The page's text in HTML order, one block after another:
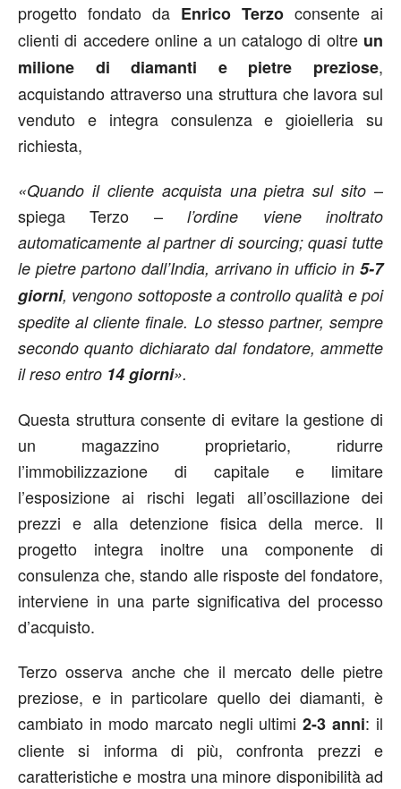
progetto fondato da Enrico Terzo consente ai
clienti di accedere online a un catalogo di oltre un
milione di diamanti e pietre preziose,
acquistando attraverso una struttura che lavora sul
venduto e integra consulenza e gioielleria su
richiesta,
«Quando il cliente acquista una pietra sul sito –
spiega Terzo –l’ordine viene inoltrato
automaticamente al partner di sourcing; quasi tutte
le pietre partono dall’India, arrivano in ufficio in 5-7
giorni, vengono sottoposte a controllo qualità e poi
spedite al cliente finale. Lo stesso partner, sempre
secondo quanto dichiarato dal fondatore, ammette
il reso entro 14 giorni».
Questa struttura consente di evitare la gestione di
un magazzino proprietario, ridurre
l’immobilizzazione di capitale e limitare
l’esposizione ai rischi legati all’oscillazione dei
prezzi e alla detenzione fisica della merce. Il
progetto integra inoltre una componente di
consulenza che, stando alle risposte del fondatore,
interviene in una parte significativa del processo
d’acquisto.
Terzo osserva anche che il mercato delle pietre
preziose, e in particolare quello dei diamanti, è
cambiato in modo marcato negli ultimi2-3 anni: il
cliente si informa di più, confronta prezzi e
caratteristiche e mostra una minore disponibilità ad